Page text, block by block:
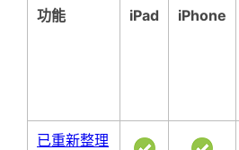
功能 iPad iPhone
已重新整理